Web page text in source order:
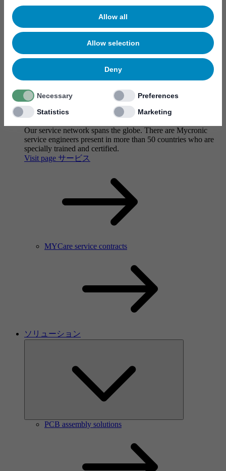
Allow all
Allow selection
Deny
Necessary
Preferences
Statistics
Marketing
サービス
Our service network spans the globe. There are Mycronic
service engineers present in more than 50 countries who are
specially trained and certified.
Visit page サービス
MYCare service contracts
ソリューション
PCB assembly solutions